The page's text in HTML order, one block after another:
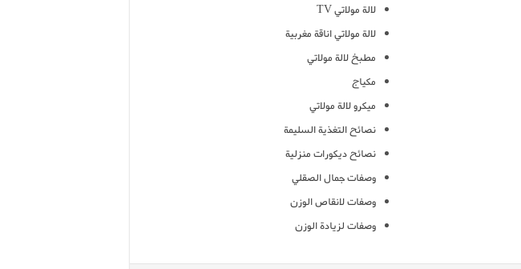
لالة مولاتي TV
لالة مولاتي اناقة مغربية
مطبخ لالة مولاتي
مكياج
ميكرو لالة مولاتي
نصائح التغذية السليمة
نصائح ديكورات منزلية
وصفات جمال الصقلي
وصفات لانقاص الوزن
وصفات لزيادة الوزن